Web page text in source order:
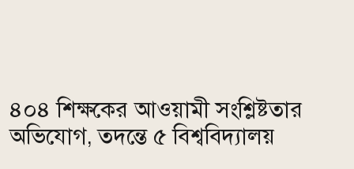
৪০৪ শিক্ষকের আওয়ামী সংশ্লিষ্টতার
অভিযোগ, তদন্তে ৫ বিশ্ববিদ্যালয়